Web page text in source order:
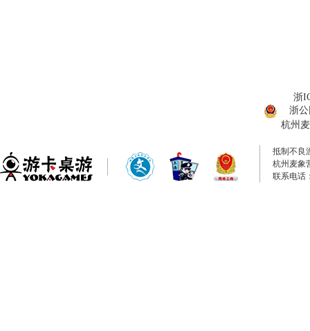
浙
浙公
杭州
抵制不良
杭州麦象
联系电话